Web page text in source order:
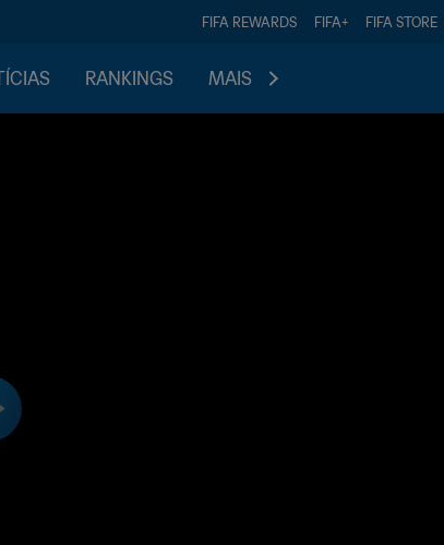
FIFA REWARDS FIFA+ FIFA STORE
RANKINGS MAIS